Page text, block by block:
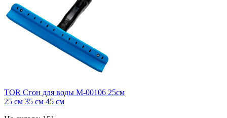
TOR Сгон для воды M-00106 25см
25 см 35 см 45 см